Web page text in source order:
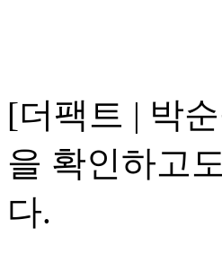
[더팩트 | 박
을 확인하고
다.